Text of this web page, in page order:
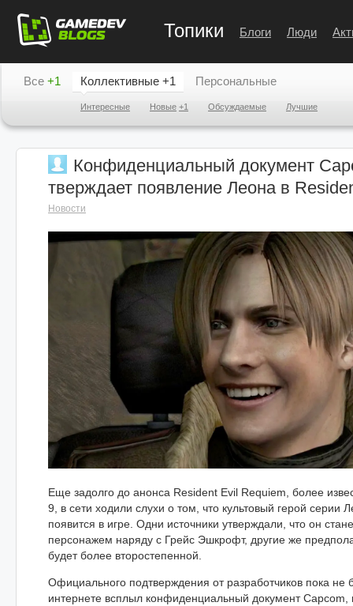
Топики Блоги Люди
Все +1 Коллективные +1
Интересные Новые +1 Обсуждаемые Лучшие
Персональные
Конфиденциальный документ
тверждает появление Леона в
Новости
Еще задолго до анонса Resident Evil Requiem, более
9, в сети ходили слухи о том, что культовый герой серии
появится в игре. Одни источники утверждали, что он
персонажем наряду с Грейс Эшкрофт, другие же
будет более второстепенной.
Официального подтверждения от разработчиков пока
интернете всплыл конфиденциальный документ Capcom,